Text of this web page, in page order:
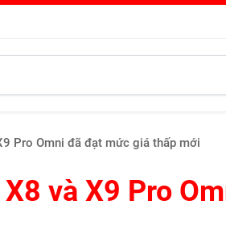
Pro Omni đã đạt mức giá thấp mới
và X9 Pro